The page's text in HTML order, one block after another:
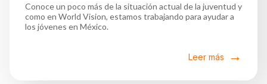
Conoce un poco más de la situación actual de la juventud y
como en World Vision, estamos trabajando para ayudar a
los jóvenes en México.
Leer más